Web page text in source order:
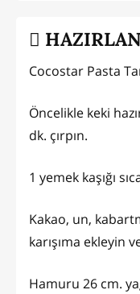
Cocostar Pasta
Öncelikle keki
dk. çırpın.
1 yemek kaşığı
Kakao, un,
karışıma ekleyin
Hamuru 26 cm.